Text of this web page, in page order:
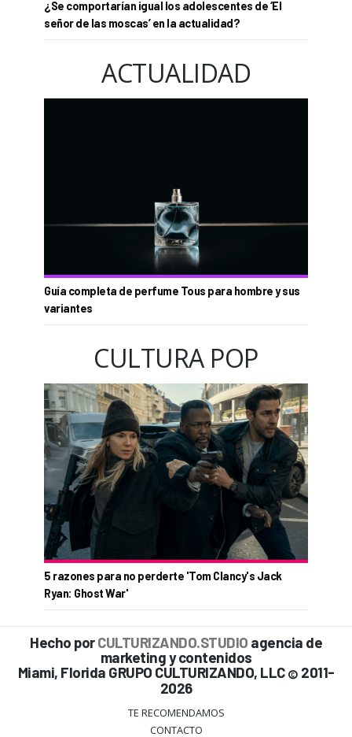
¿Se comportarían igual los adolescentes de ‘El
señor de las moscas’ en la actualidad?
ACTUALIDAD
Guía completa de perfume Tous para hombre y sus
variantes
CULTURA POP
5 razones para no perderte 'Tom Clancy's Jack
Ryan: Ghost War'
Hecho porCULTURIZANDO.STUDIO agencia de
marketing y contenidos
Miami, Florida GRUPO CULTURIZANDO, LLC © 2011-
2026
TE RECOMENDAMOS
CONTACTO